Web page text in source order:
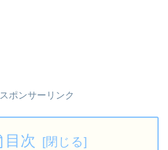
スポンサーリンク
目次